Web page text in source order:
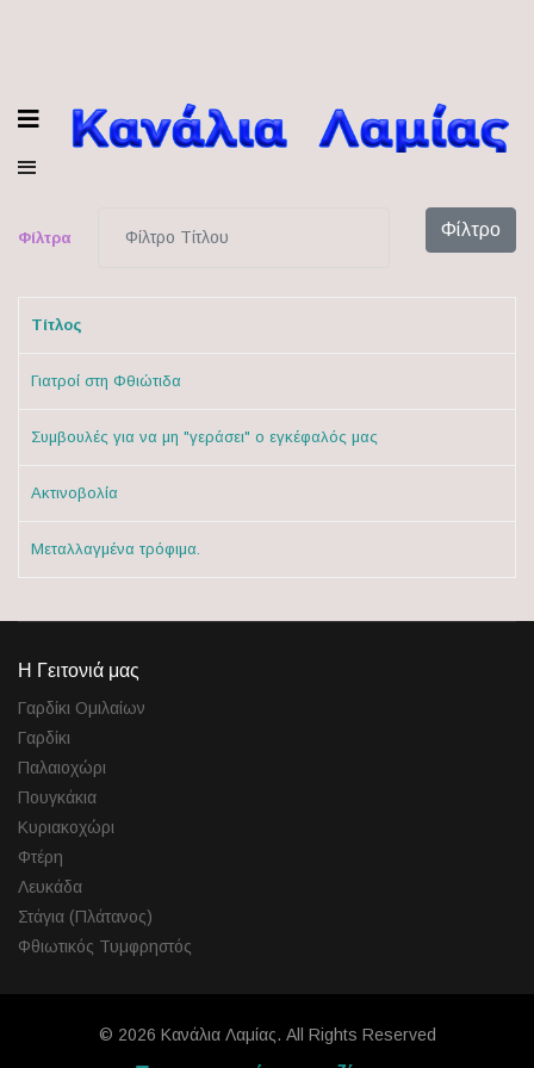
Φίλτρα Φίλτρο
Τίτλος
Γιατροί στη Φθιώτιδα
Συμβουλές για να μη "γεράσει" ο εγκέφαλός μας
Ακτινοβολία
Μεταλλαγμένα τρόφιμα.
Η Γειτονιά μας
Γαρδίκι Ομιλαίων
Γαρδίκι
Παλαιοχώρι
Πουγκάκια
Κυριακοχώρι
Φτέρη
Λευκάδα
Στάγια (Πλάτανος)
Φθιωτικός Τυμφρηστός
© 2026 Κανάλια Λαμίας. All Rights Reserved